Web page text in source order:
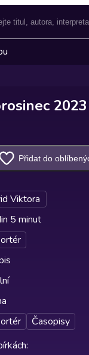
2023
Přidat do
Viktora
5 minut
Časopisy
: